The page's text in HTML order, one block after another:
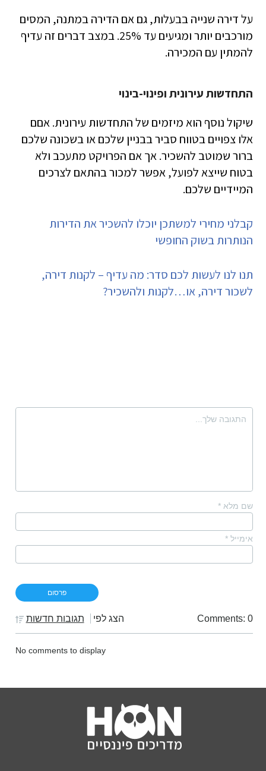
על דירה שנייה בבעלות, גם אם הדירה במתנה, המסים
מורכבים יותר ומגיעים עד 25%. במצב דברים זה עדיף
להמתין עם המכירה.
התחדשות עירונית ופינוי-בינוי
שיקול נוסף הוא מיזמים של התחדשות עירונית. אםם
אלו צפויים בטווח סביר בבניין שלכם או בשכונה שלכם
ברור שמוטב להשכיר. אך אם הפרויקט מתעכב ולא
בטוח שייצא לפועל, אפשר למכור בהתאם לצרכים
המיידיים שלכם.
קבלני מחירי למשתכן יוכלו להשכיר את הדירות
הנותרות בשוק החופשי
תנו לנו לעשות לכם סדר: מה עדיף – לקנות דירה,
לשכור דירה, או…לקנות ולהשכיר?
שם מלא *
אימייל *
Comments: 0 הצג לפי תגובות חדשות
No comments to display